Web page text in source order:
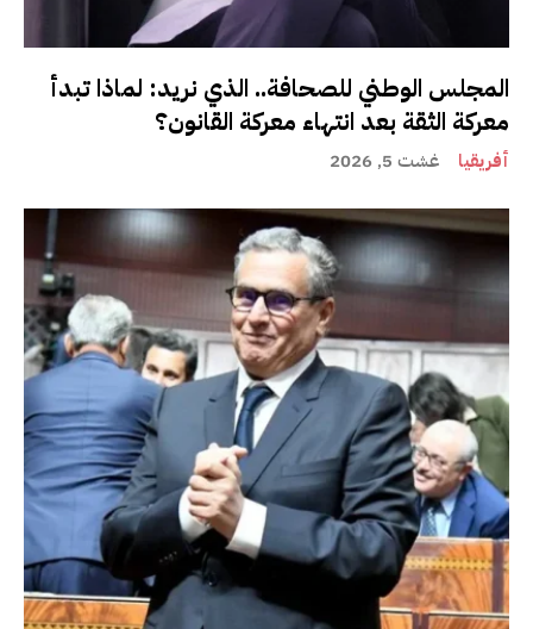
المجلس الوطني للصحافة.. الذي نريد: لماذا تبدأ
معركة الثقة بعد انتهاء معركة القانون؟
أفريقيا غشت 5, 2026